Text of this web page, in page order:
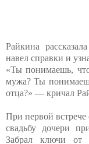
Райкина
навел справки и
«Ты понимаешь,
мужа? Ты
отца?» — кричал
При первой встрече
свадьбу дочери
Забрал ключи от